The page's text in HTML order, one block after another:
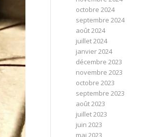
octobre 2024
septembre 2024
août 2024
juillet 2024
janvier 2024
décembre 2023
novembre 2023
octobre 2023
septembre 2023
août 2023
juillet 2023
juin 2023
mai 2023